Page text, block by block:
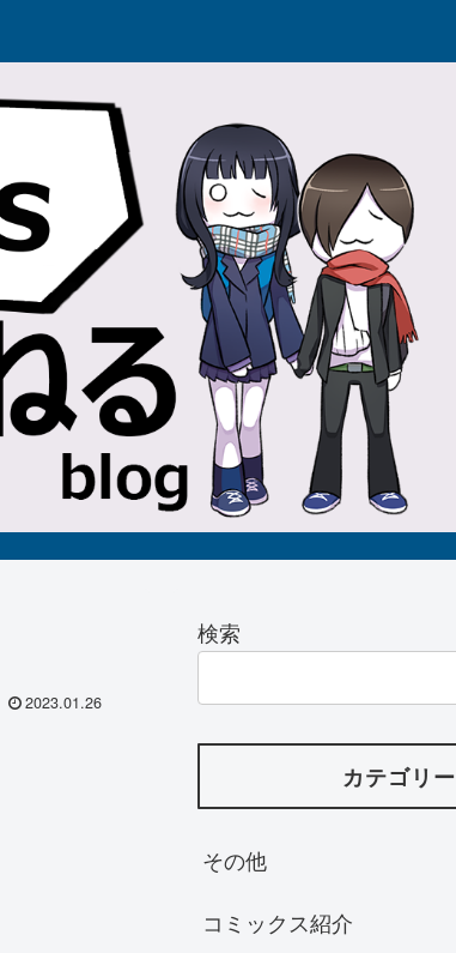
2023.01.26
検索
カテゴリー
その他
コミックス紹介